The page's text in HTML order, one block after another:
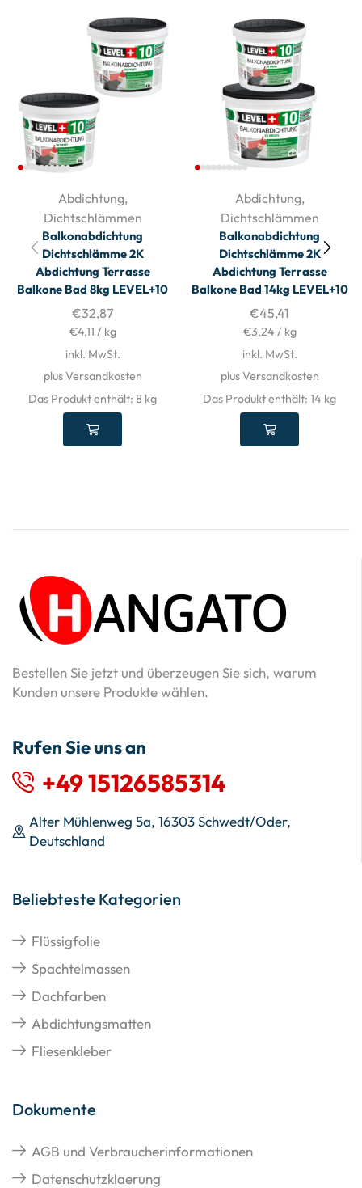
Abdichtung,
Dichtschlämmen
Balkonabdichtung
Dichtschlämme 2K
Abdichtung Terrasse
Balkone Bad 8kg LEVEL+10
€32,87
€4,11 / kg
inkl. MwSt.
plus Versandkosten
Das Produkt enthält: 8 kg
Abdichtung,
Dichtschlämmen
Balkonabdichtung
Dichtschlämme 2K
Abdichtung Terrasse
Balkone Bad 14kg LEVEL+10
€45,41
€3,24 / kg
inkl. MwSt.
plus Versandkosten
Das Produkt enthält: 14 kg
Bestellen Sie jetzt und überzeugen Sie sich, warum
Kunden unsere Produkte wählen.
Rufen Sie uns an
+49 15126585314
Alter Mühlenweg 5a, 16303 Schwedt/Oder,
Deutschland
Beliebteste Kategorien
Flüssigfolie
Spachtelmassen
Dachfarben
Abdichtungsmatten
Fliesenkleber
Dokumente
AGB und Verbraucherinformationen
Datenschutzklaerung